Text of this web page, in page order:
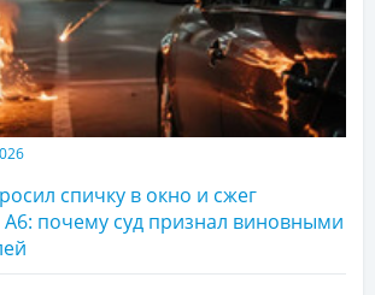
спичку в окно и сжег
A6: почему суд признал виновными